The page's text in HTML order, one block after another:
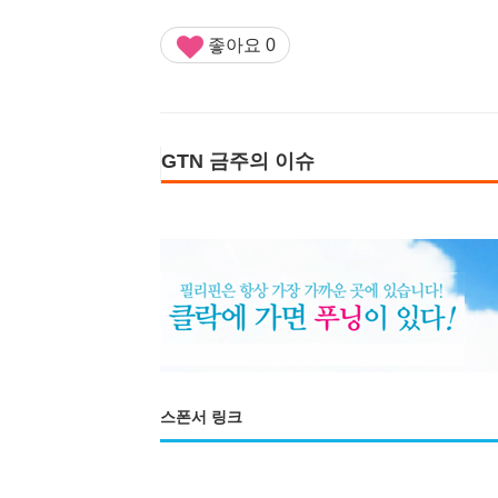
좋아요 0
GTN 금주의 이슈
스폰서 링크